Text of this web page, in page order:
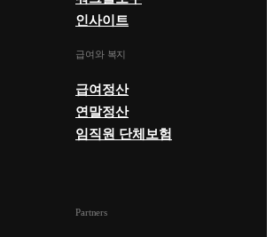
인사이트
급여와 복지
급여정산
연말정산
임직원 단체보험
Partners